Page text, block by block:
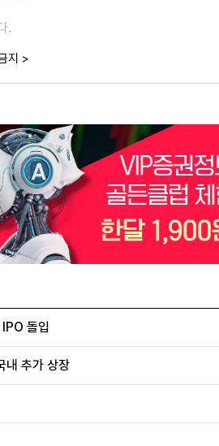
.
지 >
돌입
추가 상장